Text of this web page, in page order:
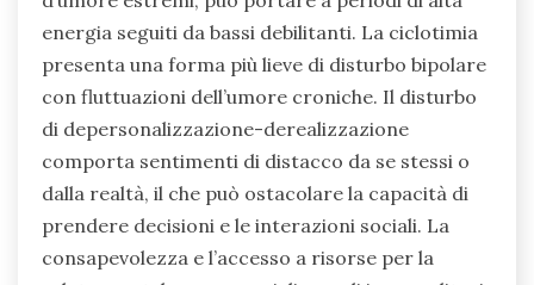
Quali problemi di salute
mentale rari potrebbero
incontrare gli imprenditori?
Gli imprenditori possono incontrare problemi di
salute mentale rari come il disturbo bipolare, la
ciclotimia o il disturbo di depersonalizzazione-